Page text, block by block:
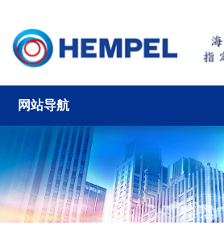
网站导航